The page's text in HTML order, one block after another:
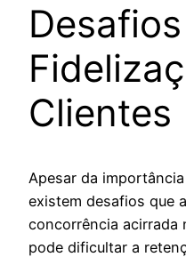
Clientes
Apesar da
existem desafios que
concorrência acirrada
pode dificultar a